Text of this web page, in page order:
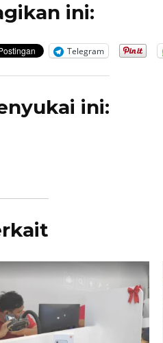
ini:
Telegram
ini: